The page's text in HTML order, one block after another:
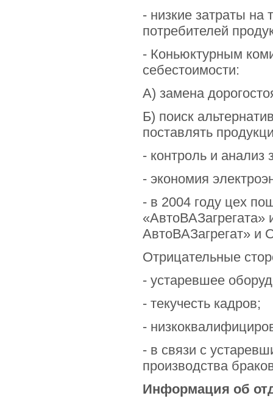
- низкие затраты на
потребителей
- Коньюктурным
себестоимости:
А) замена
Б) поиск
поставлять
- контроль и анализ
- экономия
- в 2004 году цех
АвтоВАЗагрегат»
Отрицательные
- устаревшее
- текучесть кадров;
-
- в связи с
производства
Информация об